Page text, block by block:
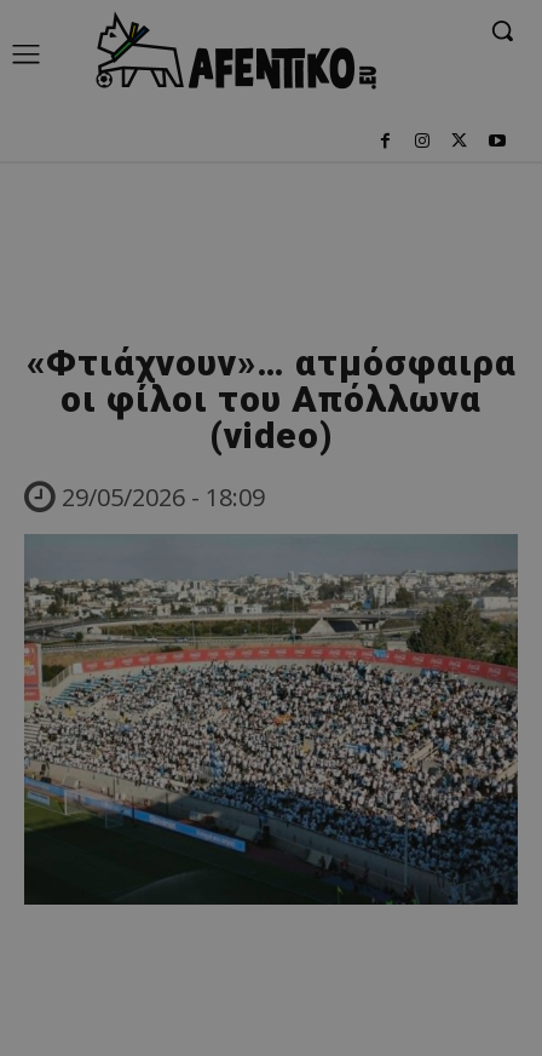
«Φτιάχνουν»… ατμόσφαιρα
οι φίλοι του Απόλλωνα
(video)
29/05/2026 - 18:09